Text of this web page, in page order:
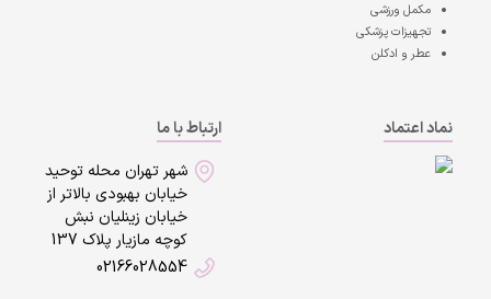
مکمل ورزشی
تجهیزات پزشکی
عطر و ادکلن
نماد اعتماد
ارتباط با ما
شهر تهران محله توحید
خیابان بهبودی بالاتر از
خیابان زینلیان نبش
کوچه مازیار پلاک 137
02166028554